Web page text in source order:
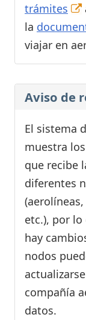
trámites
la
viajar en
Aviso de
El sistema
muestra
que recibe
diferentes
etc.), por
hay
nodos
compañía
datos.